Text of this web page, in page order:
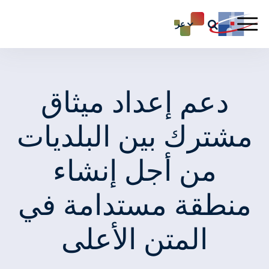
عر
دعم إعداد ميثاق
مشترك بين البلديات
من أجل إنشاء
منطقة مستدامة في
المتن الأعلى